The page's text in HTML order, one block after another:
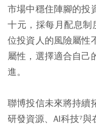
市場中穩住陣腳的投
十元，採每月配息
位投資人的風險屬性
屬性，選擇適合自己
進。
聯博投信未來將持續
研發資源、AI科技⁷